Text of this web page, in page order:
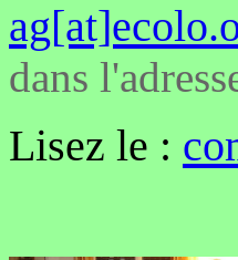
dans
Lisez le :